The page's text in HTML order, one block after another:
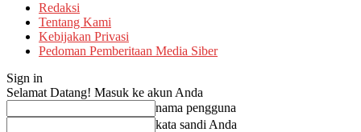
Redaksi
Tentang Kami
Kebijakan Privasi
Pedoman Pemberitaan Media Siber
Sign in
Selamat Datang! Masuk ke akun Anda
nama pengguna
kata sandi Anda